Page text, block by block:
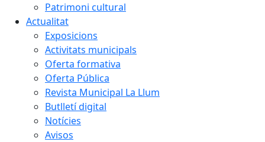
Patrimoni cultural
Actualitat
Exposicions
Activitats municipals
Oferta formativa
Oferta Pública
Revista Municipal La Llum
Butlletí digital
Notícies
Avisos